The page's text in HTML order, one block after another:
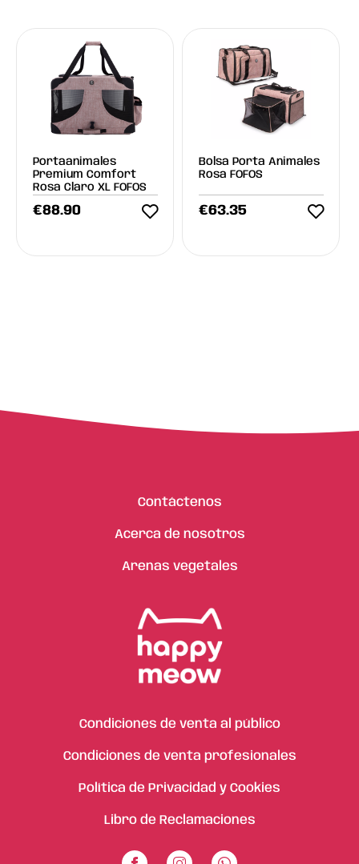
Portaanimales
Premium Comfort
Rosa Claro XL FOFOS
€88.90
Bolsa Porta Animales
Rosa FOFOS
€63.35
Contáctenos
Acerca de nosotros
Arenas vegetales
Condiciones de venta al público
Condiciones de venta profesionales
Política de Privacidad y Cookies
Libro de Reclamaciones